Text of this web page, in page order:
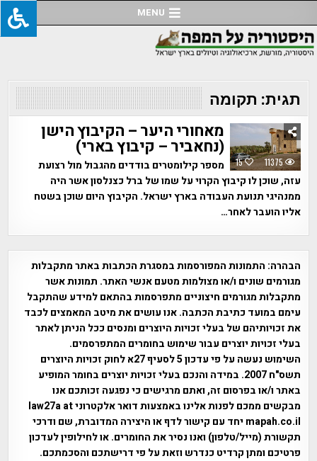
to
content
MENU
תגית: תקומה
15 11375
מאחורי היער – הקיבוץ הישן
(נחאביר – קיבוץ בארי)
מספר קילומטרים בודדים מהגבול מול רצועת
עזה, שוכן לו קיבוץ הקרוי על שמו של ברל כצנלסון אשר היה
ממנהיגי תנועת העבודה בארץ ישראל. הקיבוץ היום שוכן בשטח
אליו הועבר לאחר…
הבהרה: התמונות המפורסמות במסגרת הכתבות באתר מתקבלות
מגורמים שונים ו/או מצולמות מטעם אנשי האתר. תמונות אשר
מתקבלות מגורמים חיצוניים מתפרסמות בהתאם למידע שהתקבל
עימם במועד כתיבת הכתבה. אנו עושים את מיטב המאמצים לכבד
את זכויותיהם של בעלי זכויות היוצרים ומנסים ככל הניתן לאתר
בעלי זכויות יוצרים עבור שימוש בחומרים המתפרסמים.
השימוש נעשה על פי עדכון 5 לסעיף 27א לחוק זכויות היוצרים
תשס"ח 2007. במידה והנכם בעלי זכויות יוצרים בחומר המופיע
באתר ו/או בפרסום זה, ואתם מרגישים כי נפגעה זכותכם אנו
מבקשים ממכם לפנות אלינו באמצעות דואר אלקטרוני law27a at
mapah.co.il יחד עם קישור לדף או היצירה המדוברת, שם ודרכי
תקשורת (מייל/טלפון) ואנו נסיר את החומרים. או לחילופין לעדכון
פרטיכם ומתן קרדיט כנדרש וזאת על פי דרישתכם והסכמתכם.